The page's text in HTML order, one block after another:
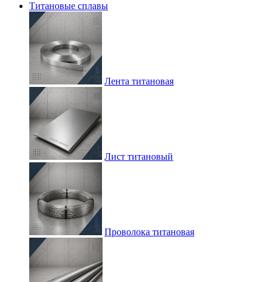
Титановые сплавы
Лента титановая
Лист титановый
Проволока титановая